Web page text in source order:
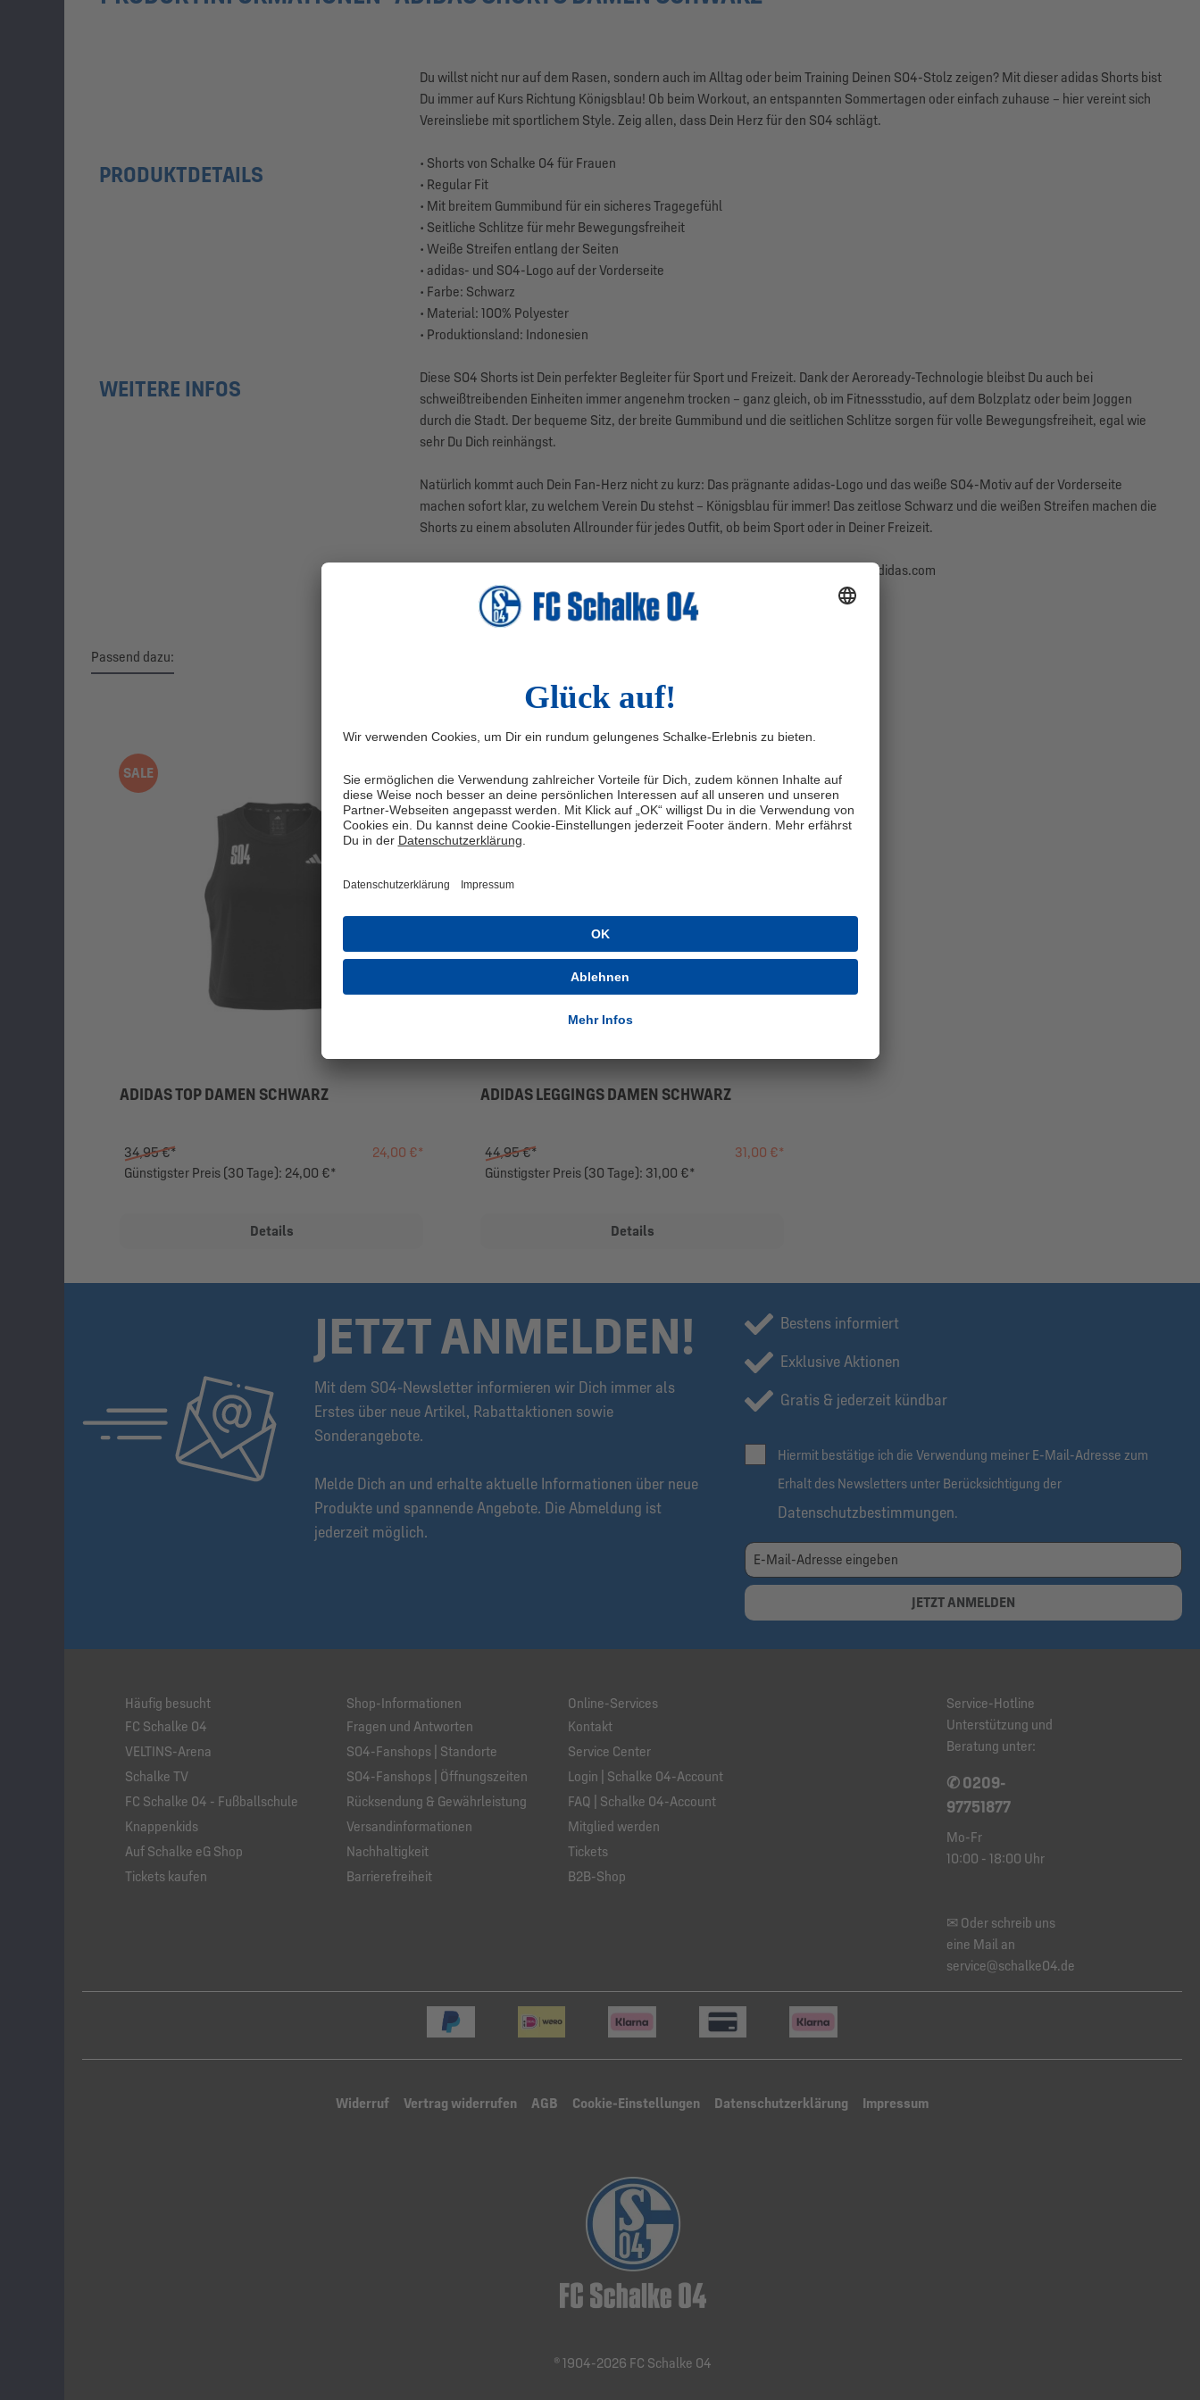
Du willst nicht nur auf dem Rasen, sondern auch im Alltag oder beim Training Deinen S04-Stolz zeigen? Mit dieser adidas Shorts bist
Du immer auf Kurs Richtung Königsblau! Ob beim Workout, an entspannten Sommertagen oder einfach zuhause – hier vereint sich
Vereinsliebe mit sportlichem Style. Zeig allen, dass Dein Herz für den S04 schlägt.
PRODUKTDETAILS
• Shorts von Schalke 04 für Frauen
• Regular Fit
• Mit breitem Gummibund für ein sicheres Tragegefühl
• Seitliche Schlitze für mehr Bewegungsfreiheit
• Weiße Streifen entlang der Seiten
• adidas- und S04-Logo auf der Vorderseite
• Farbe: Schwarz
• Material: 100% Polyester
• Produktionsland: Indonesien
WEITERE INFOS
Diese S04 Shorts ist Dein perfekter Begleiter für Sport und Freizeit. Dank der Aeroready-Technologie bleibst Du auch bei
schweißtreibenden Einheiten immer angenehm trocken – ganz gleich, ob im Fitnessstudio, auf dem Bolzplatz oder beim Joggen
durch die Stadt. Der bequeme Sitz, der breite Gummibund und die seitlichen Schlitze sorgen für volle Bewegungsfreiheit, egal wie
sehr Du Dich reinhängst.
Natürlich kommt auch Dein Fan-Herz nicht zu kurz: Das prägnante adidas-Logo und das weiße S04-Motiv auf der Vorderseite
machen sofort klar, zu welchem Verein Du stehst – Königsblau für immer! Das zeitlose Schwarz und die weißen Streifen machen die
Shorts zu einem absoluten Allrounder für jedes Outfit, ob beim Sport oder in Deiner Freizeit.
Herstellerangaben: adidas AG, Adi-Dassler-Str. 1, 91074 Herzogenaurach, info@adidas.com
Passend dazu:
SALE
ADIDAS TOP DAMEN SCHWARZ
34,95 €*
24,00 €*
Günstigster Preis (30 Tage): 24,00 €*
Details
SALE
ADIDAS LEGGINGS DAMEN SCHWARZ
44,95 €*
31,00 €*
Günstigster Preis (30 Tage): 31,00 €*
Details
JETZT ANMELDEN!
Mit dem S04-Newsletter informieren wir Dich immer als
Erstes über neue Artikel, Rabattaktionen sowie
Sonderangebote.
Melde Dich an und erhalte aktuelle Informationen über neue
Produkte und spannende Angebote. Die Abmeldung ist
jederzeit möglich.
Bestens informiert
Exklusive Aktionen
Gratis & jederzeit kündbar
Hiermit bestätige ich die Verwendung meiner E-Mail-Adresse zum
Erhalt des Newsletters unter Berücksichtigung der
Datenschutzbestimmungen.
JETZT ANMELDEN
Häufig besucht
FC Schalke 04
VELTINS-Arena
Schalke TV
FC Schalke 04 - Fußballschule
Knappenkids
Auf Schalke eG Shop
Tickets kaufen
Shop-Informationen
Fragen und Antworten
S04-Fanshops | Standorte
S04-Fanshops | Öffnungszeiten
Rücksendung & Gewährleistung
Versandinformationen
Nachhaltigkeit
Barrierefreiheit
Online-Services
Kontakt
Service Center
Login | Schalke 04-Account
FAQ | Schalke 04-Account
Mitglied werden
Tickets
B2B-Shop
Service-Hotline
Unterstützung und
Beratung unter:
✆ 0209-
97751877
Mo-Fr
10:00 - 18:00 Uhr
✉ Oder schreib uns
eine Mail an
service@schalke04.de
Widerruf Vertrag widerrufen AGB Cookie-Einstellungen Datenschutzerklärung Impressum
® 1904-2026 FC Schalke 04